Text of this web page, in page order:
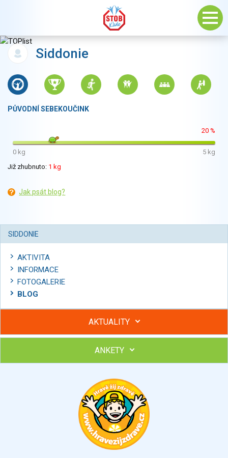
Siddonie
PŮVODNÍ SEBEKOUČINK
20 %
0 kg
5 kg
Již zhubnuto: 1 kg
Jak psát blog?
SIDDONIE
AKTIVITA
INFORMACE
FOTOGALERIE
BLOG
AKTUALITY
Hubněte s podporou lektorky a skupiny v kurzech STOBu
Chcete poradit s hubnutím? Najděte si odborníka STOBu ve
ANKETY